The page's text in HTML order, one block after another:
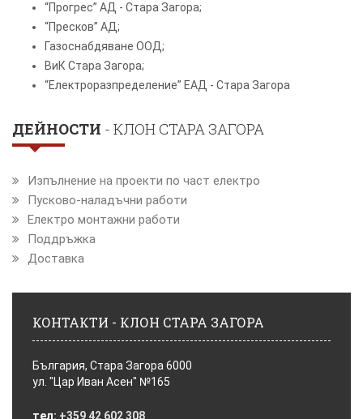
“Прогрес” АД - Стара Загора;
“Пресков” АД;
Газоснабдяване ООД;
ВиК Стара Загора;
“Електроразпределение” ЕАД - Стара Загора
ДЕЙНОСТИ - КЛОН СТАРА ЗАГОРА
Изпълнение на проекти по част електро
Пусково-наладъчни работи
Електро монтажни работи
Поддръжка
Доставка
КОНТАКТИ - КЛОН СТАРА ЗАГОРА
България, Стара Загора 6000
ул. "Цар Иван Асен" №165
тел: +359 42 602 308